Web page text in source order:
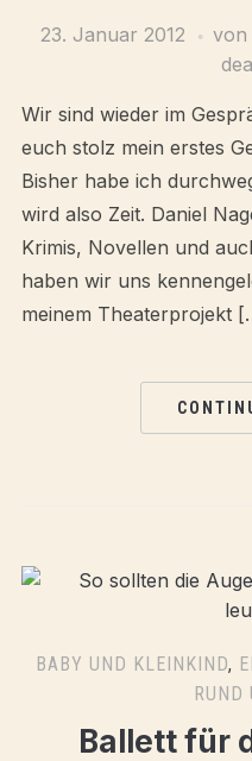
23. Januar 2012 von
Wir sind wieder im
euch stolz mein erstes
Bisher habe ich
wird also Zeit. Daniel
Krimis, Novellen und
haben wir uns
meinem Theaterprojekt
BABY UND KLEINKIND,
RUND
Ballett für